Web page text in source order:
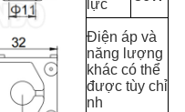
lực
Điện áp và
năng lượng
khác có thể
được tùy chỉ
nh